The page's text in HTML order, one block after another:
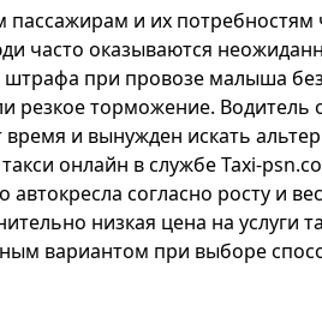
и их потребностям
часто оказываются
штрафа при провозе малыша
резкое торможение. Водитель
время и вынужден искать
онлайн в службе Taxi-
согласно росту и
низкая цена на услуги
вариантом при выборе